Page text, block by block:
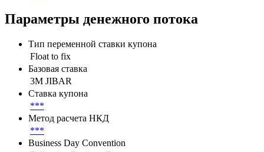
Параметры денежного потока
Тип переменной ставки купона
Float to fix
Базовая ставка
3M JIBAR
Ставка купона
***
Метод расчета НКД
***
Business Day Convention